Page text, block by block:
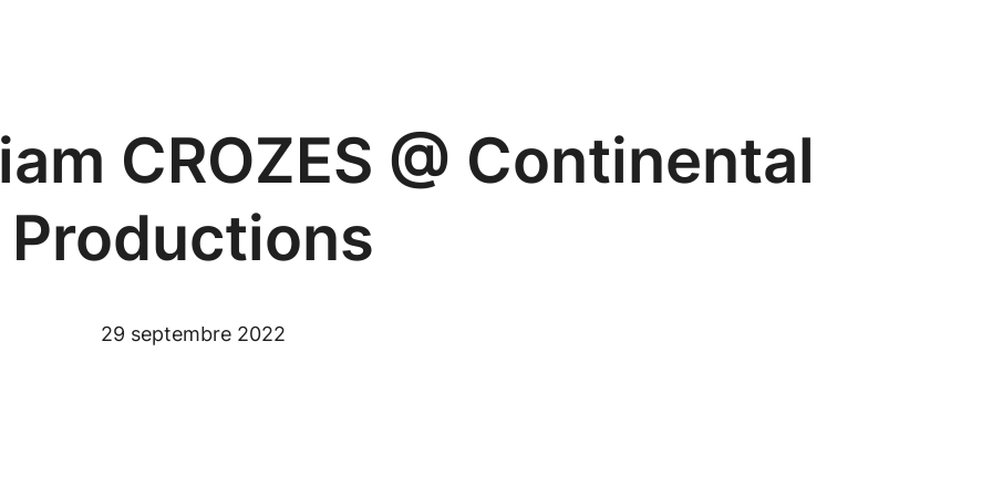
CROZES @ Continental
Productions
29 septembre 2022